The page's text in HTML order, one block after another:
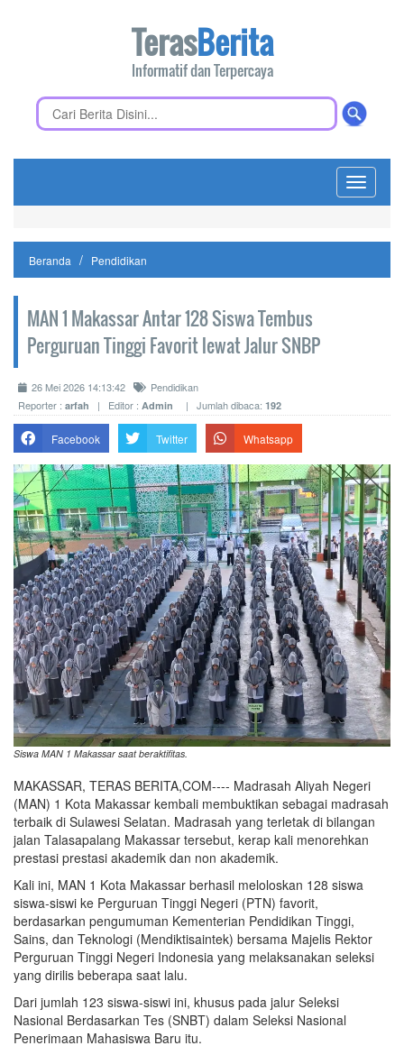
TerasBerita
Informatif dan Terpercaya
Toggle
Beranda Pendidikan
MAN 1 Makassar Antar 128 Siswa Tembus
Perguruan Tinggi Favorit lewat Jalur SNBP
26 Mei 2026 14:13:42
Pendidikan
Reporter : arfah | Editor : Admin | Jumlah dibaca: 192
Facebook Twitter Whatsapp
Siswa MAN 1 Makassar saat beraktifitas.
MAKASSAR, TERAS BERITA,COM---- Madrasah Aliyah Negeri
(MAN) 1 Kota Makassar kembali mem­buk­tikan sebagai madrasah
terbaik di Sulawesi Selatan. Madrasah yang terletak di bilangan
jalan Talasapalang Makassar tersebut, kerap kali menorehkan
prestasi prestasi akademik dan non akademik.
Kali ini, MAN 1 Kota Makassar berhasil meloloskan 128 siswa
siswa-siswi ke Perguruan Tinggi Negeri (PTN) favorit,
berdasarkan pengumuman Kementerian Pendidikan Tinggi,
Sains, dan Teknologi (Mendiktisaintek) bersama Majelis Rektor
Perguruan Tinggi Negeri Indonesia yang melaksanakan seleksi
yang dirilis beberapa saat lalu.
Dari jumlah 123 siswa-siswi ini, khusus pada jalur Seleksi
Nasional Berdasarkan Tes (SNBT) dalam Seleksi Nasional
Penerimaan Mahasiswa Baru itu.